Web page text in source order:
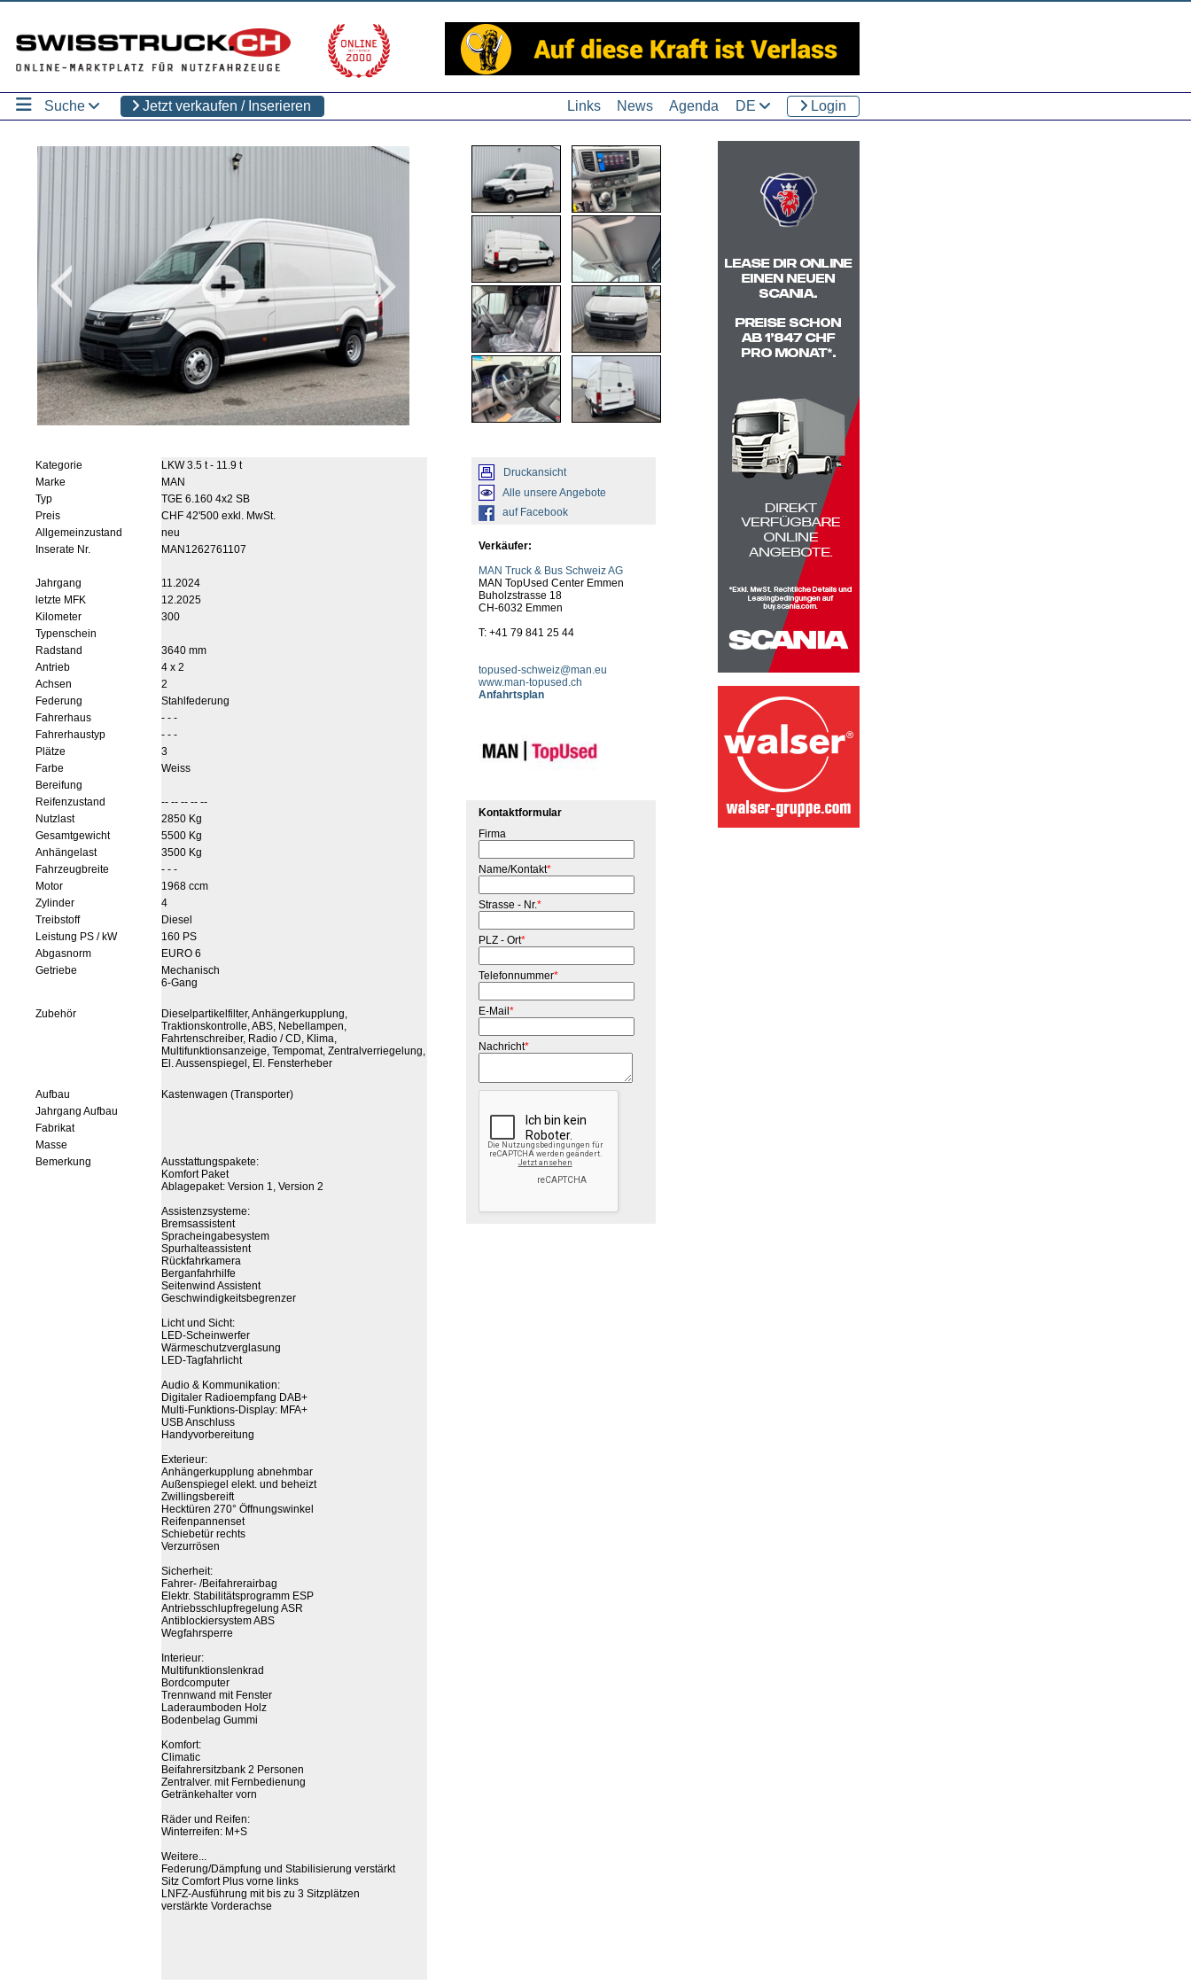
Suche Jetzt verkaufen / Inserieren Links News Agenda DE Login
Kategorie
LKW 3.5 t - 11.9 t
Marke
MAN
Typ
TGE 6.160 4x2 SB
Preis
CHF 42'500 exkl. MwSt.
Allgemeinzustand
neu
Inserate Nr.
MAN1262761107
Jahrgang
11.2024
letzte MFK
12.2025
Kilometer
300
Typenschein
Radstand
3640 mm
Antrieb
4 x 2
Achsen
2
Federung
Stahlfederung
Fahrerhaus
- - -
Fahrerhaustyp
- - -
Plätze
3
Farbe
Weiss
Bereifung
Reifenzustand
-- -- -- -- --
Nutzlast
2850 Kg
Gesamtgewicht
5500 Kg
Anhängelast
3500 Kg
Fahrzeugbreite
- - -
Motor
1968 ccm
Zylinder
4
Treibstoff
Diesel
Leistung PS / kW
160 PS
Abgasnorm
EURO 6
Getriebe
Mechanisch
6-Gang
Zubehör
Dieselpartikelfilter, Anhängerkupplung,
Traktionskontrolle, ABS, Nebellampen,
Fahrtenschreiber, Radio / CD, Klima,
Multifunktionsanzeige, Tempomat, Zentralverriegelung,
El. Aussenspiegel, El. Fensterheber
Aufbau
Kastenwagen (Transporter)
Jahrgang Aufbau
Fabrikat
Masse
Bemerkung
Ausstattungspakete:
Komfort Paket
Ablagepaket: Version 1, Version 2
Assistenzsysteme:
Bremsassistent
Spracheingabesystem
Spurhalteassistent
Rückfahrkamera
Berganfahrhilfe
Seitenwind Assistent
Geschwindigkeitsbegrenzer
Licht und Sicht:
LED-Scheinwerfer
Wärmeschutzverglasung
LED-Tagfahrlicht
Audio & Kommunikation:
Digitaler Radioempfang DAB+
Multi-Funktions-Display: MFA+
USB Anschluss
Handyvorbereitung
Exterieur:
Anhängerkupplung abnehmbar
Außenspiegel elekt. und beheizt
Zwillingsbereift
Hecktüren 270° Öffnungswinkel
Reifenpannenset
Schiebetür rechts
Verzurrösen
Sicherheit:
Fahrer- /Beifahrerairbag
Elektr. Stabilitätsprogramm ESP
Antriebsschlupfregelung ASR
Antiblockiersystem ABS
Wegfahrsperre
Interieur:
Multifunktionslenkrad
Bordcomputer
Trennwand mit Fenster
Laderaumboden Holz
Bodenbelag Gummi
Komfort:
Climatic
Beifahrersitzbank 2 Personen
Zentralver. mit Fernbedienung
Getränkehalter vorn
Räder und Reifen:
Winterreifen: M+S
Weitere...
Federung/Dämpfung und Stabilisierung verstärkt
Sitz Comfort Plus vorne links
LNFZ-Ausführung mit bis zu 3 Sitzplätzen
verstärkte Vorderachse
Druckansicht
Alle unsere Angebote
auf Facebook
Verkäufer:
MAN Truck & Bus Schweiz AG
MAN TopUsed Center Emmen
Buholzstrasse 18
CH-6032 Emmen
T: +41 79 841 25 44
topused-schweiz@man.eu
www.man-topused.ch
Anfahrtsplan
Kontaktformular
Firma
Name/Kontakt*
Strasse - Nr.*
PLZ - Ort*
Telefonnummer*
E-Mail *
Nachricht*